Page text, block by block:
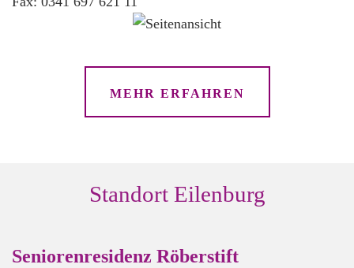
MEHR ERFAHREN
Standort Eilenburg
Seniorenresidenz Röberstift